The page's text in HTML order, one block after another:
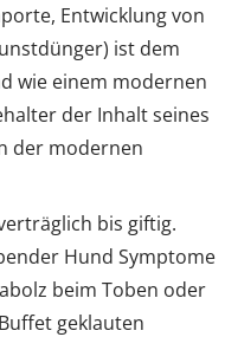
Entwicklung von
ist dem
wie einem modernen
der Inhalt seines
der modernen
bis giftig.
Hund Symptome
beim Toben oder
geklauten